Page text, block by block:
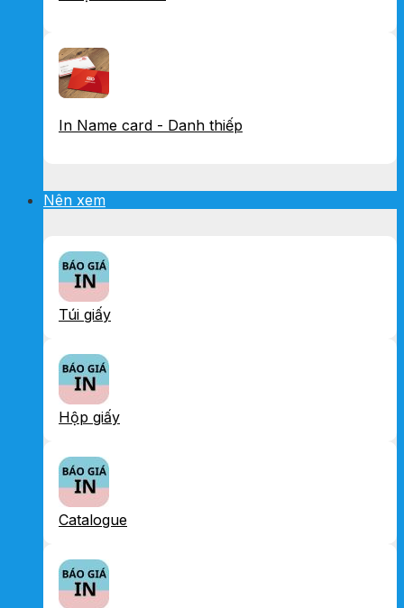
In Name card - Danh thiếp
Nên xem
Túi giấy
Hộp giấy
Catalogue